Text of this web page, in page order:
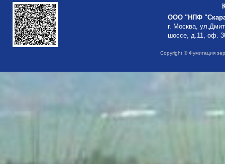
ООО "НПФ
г. Москва,
шоссе, д.11, оф.
Copyright © Фумигация